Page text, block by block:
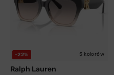
-22% 5 kolorów
Ralph Lauren